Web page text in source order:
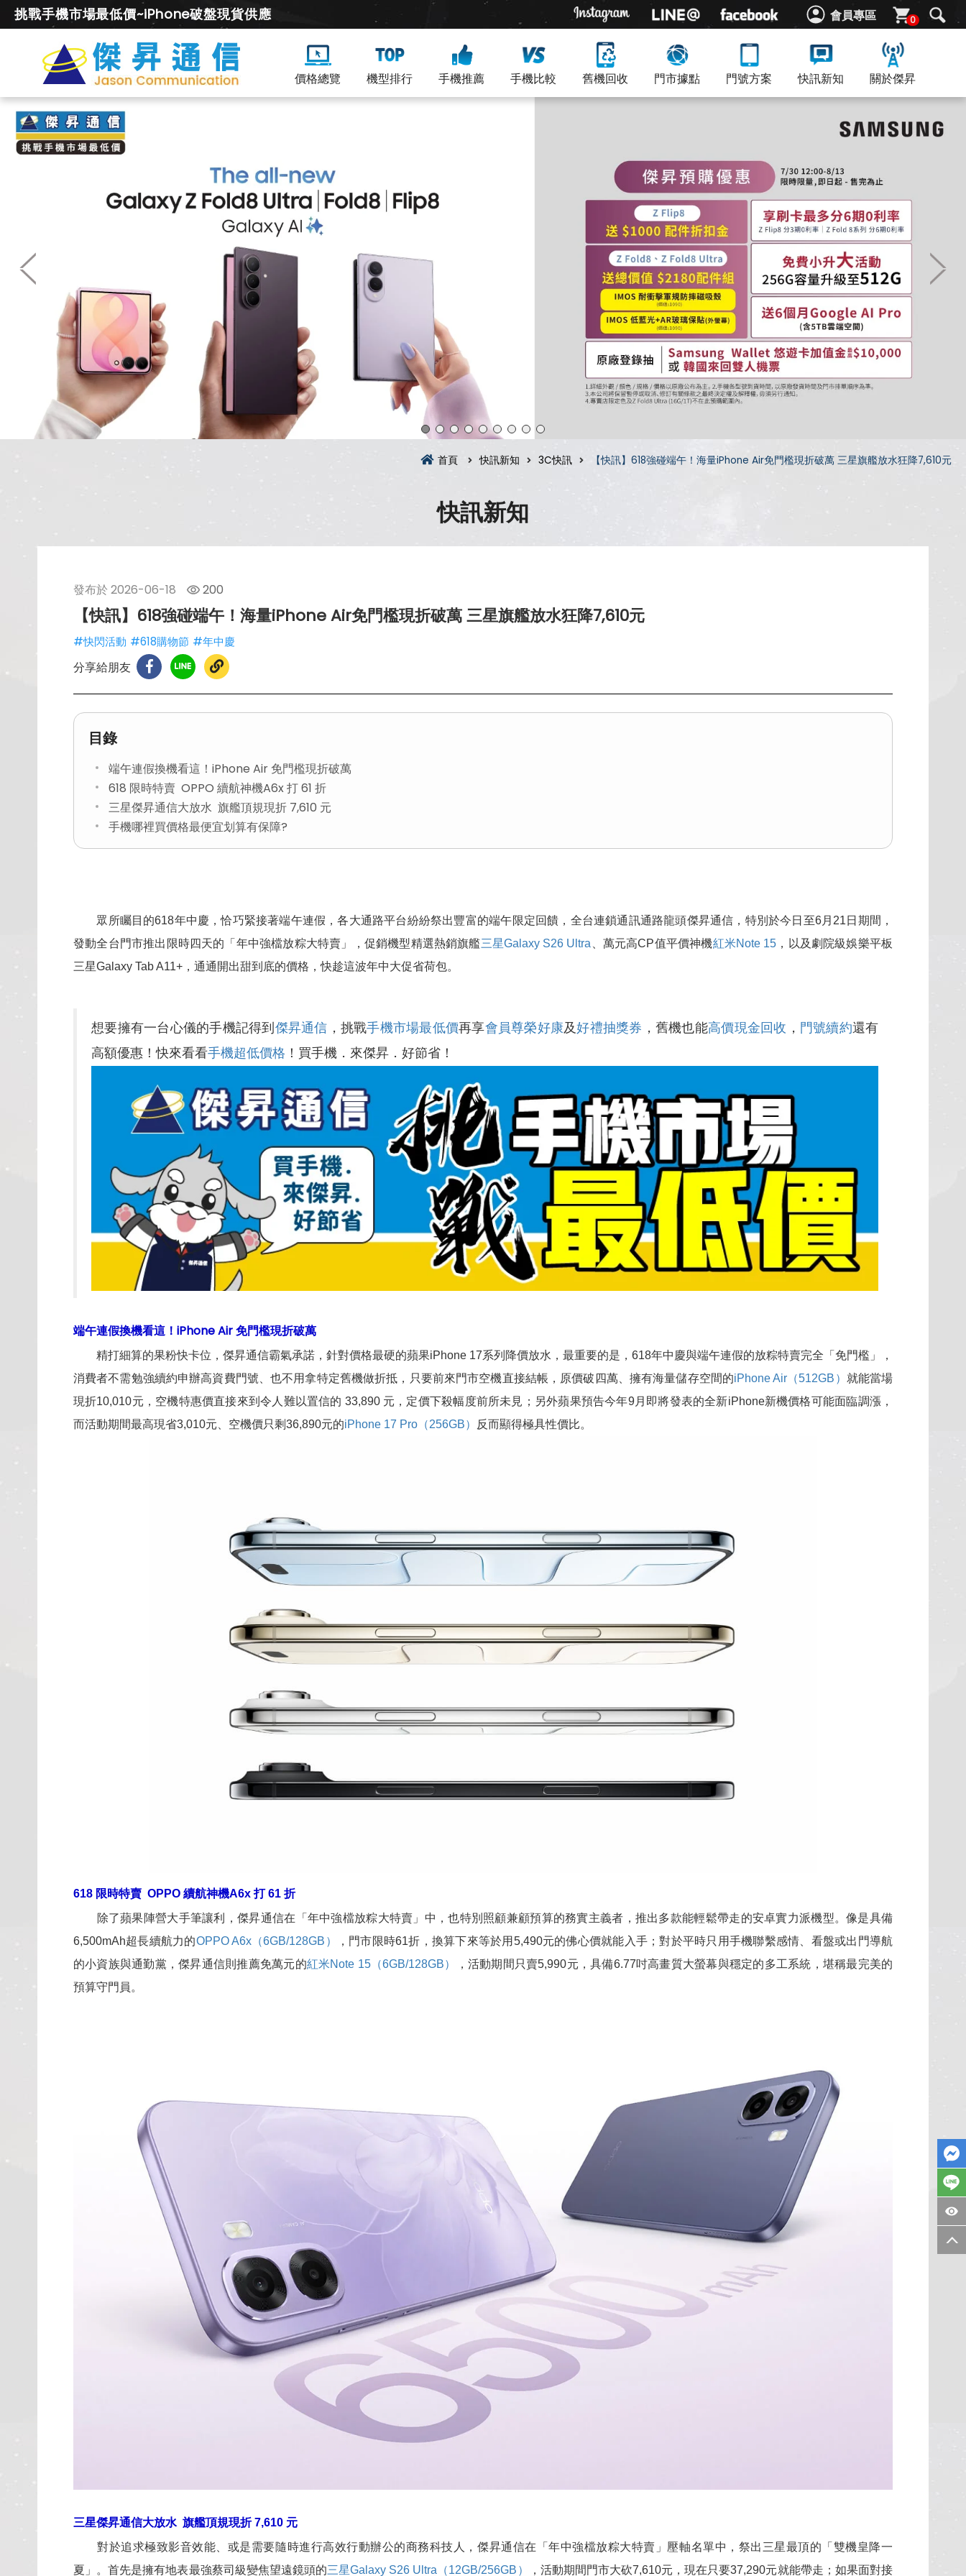
會員專區 0
挑戰手機市場最低價~iPhone破盤現貨供應
價格總覽 機型排行 手機推薦 手機比較 舊機回收 門市據點 門號方案 快訊新知 關於傑昇
首頁 快訊新知 3C快訊 【快訊】618強碰端午！海量iPhone Air免門檻現折破萬 三星旗艦放水狂降7,610元
快訊新知
發布於 2026-06-18 200
【快訊】618強碰端午！海量iPhone Air免門檻現折破萬 三星旗艦放水狂降7,610元
#快閃活動 #618購物節 #年中慶
分享給朋友
目錄
端午連假換機看這！iPhone Air 免門檻現折破萬
618 限時特賣 OPPO 續航神機A6x 打 61 折
三星傑昇通信大放水 旗艦頂規現折 7,610 元
手機哪裡買價格最便宜划算有保障?
眾所矚目的618年中慶，恰巧緊接著端午連假，各大通路平台紛紛祭出豐富的端午限定回饋，全台連鎖通訊通路龍頭傑昇通信，特別於今日至6月21日期間，
發動全台門市推出限時四天的「年中強檔放粽大特賣」，促銷機型精選熱銷旗艦三星Galaxy S26 Ultra 、萬元高CP值平價神機紅米Note 15 ，以及劇院級娛樂平板
三星Galaxy Tab A11+，通通開出甜到底的價格，快趁這波年中大促省荷包。
想要擁有一台心儀的手機記得到 傑昇通信 ，挑戰手機市場最低價再享會員尊榮好康及好禮抽獎券 ，舊機也能高價現金回收 ， 門號續約還有
高額優惠！快來看看手機超低價格 ！買手機．來傑昇．好節省！
端午連假換機看這！iPhone Air 免門檻現折破萬
精打細算的果粉快卡位，傑昇通信霸氣承諾，針對價格最硬的蘋果iPhone 17系列降價放水，最重要的是，618年中慶與端午連假的放粽特賣完全「免門檻」，
消費者不需勉強續約申辦高資費門號、也不用拿特定舊機做折抵，只要前來門市空機直接結帳，原價破四萬、擁有海量儲存空間的iPhone Air（512GB） 就能當場
現折10,010元，空機特惠價直接來到令人難以置信的 33,890 元，定價下殺幅度前所未見；另外蘋果預告今年9月即將發表的全新iPhone新機價格可能面臨調漲，
而活動期間最高現省3,010元、空機價只剩36,890元的iPhone 17 Pro（256GB） 反而顯得極具性價比。
618 限時特賣 OPPO 續航神機A6x 打 61 折
除了蘋果陣營大手筆讓利，傑昇通信在「年中強檔放粽大特賣」中，也特別照顧兼顧預算的務實主義者，推出多款能輕鬆帶走的安卓實力派機型。像是具備
6,500mAh超長續航力的OPPO A6x（6GB/128GB）
，門市限時61折，換算下來等於用5,490元的佛心價就能入手；對於平時只用手機聯繫感情、看盤或出門導航
的小資族與通勤黨，傑昇通信則推薦免萬元的紅米Note 15（6GB/128GB）
，活動期間只賣5,990元，具備6.77吋高畫質大螢幕與穩定的多工系統，堪稱最完美的
預算守門員。
三星傑昇通信大放水 旗艦頂規現折 7,610 元
對於追求極致影音效能、或是需要隨時進行高效行動辦公的商務科技人，傑昇通信在「年中強檔放粽大特賣」壓軸名單中，祭出三星最頂的「雙機皇降一
夏」。首先是擁有地表最強蔡司級變焦望遠鏡頭的三星Galaxy S26 Ultra（12GB/256GB） ，活動期間門市大砍7,610元，現在只要37,290元就能帶走；如果面對接